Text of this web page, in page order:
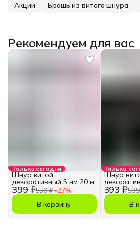
Акции Брошь из витого шнура
Рекомендуем для вас
Только сегодня
399 ₽550 ₽−27%
Шнур витой
декоративный 5 мм 20 м
В корзину
Только
393 ₽
Шнур
В